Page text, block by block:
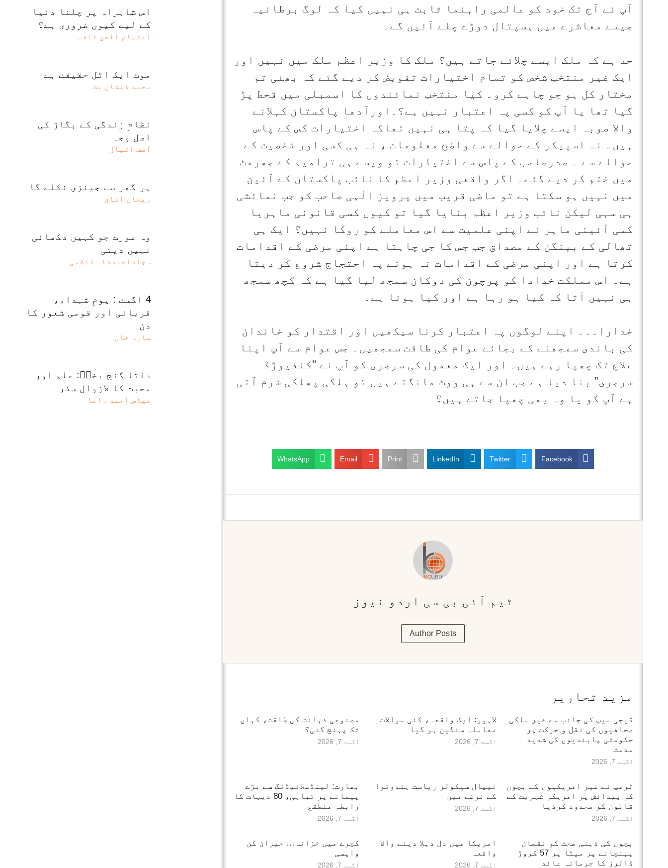
آپ نے آج تک خود کو عالمی راہنما ثابت ہی نہیں کیا کہ لوگ برطانیہ
جیسے معاشرے میں ہسپتال دوڑے چلے آئیں گے۔
حد ہے کہ ملک ایسے چلائے جاتے ہیں؟ ملک کا وزیر اعظم ملک میں نہیں اور
ایک غیر منتخب شخص کو تمام اختیارات تفویض کر دیے گئے کہ بھئی تم
مختار کل ہو جو چاہے کرو۔ کیا منتخب نمائندوں کا اسمبلی میں قحط پڑ
گیا تھا یا آپ کو کسی پہ اعتبار نہیں ہے؟۔اورآدھا پاکستان کہلانے
والا صوبہ ایسے چلایا گیا کہ پتا ہی نہیں تھاکہ اختیارات کس کے پاس
ہیں۔ نہ اسپیکر کے حوالے سے واضح معلومات ، نہ ہی کسی اور شخصیت کے
حوالے سے ۔ صدرصاحب کے پاس سے اختیارات تو ویسے ہی ترامیم کے جھرمٹ
میں ختم کر دیے گئے۔ اگر واقعی وزیر اعظم کا نائب پاکستان کے آئین
میں نہیں ہو سکتا ہے تو ماضی قریب میں پرویز الٰہی صاحب کو جب نمائشی
ہی سہی لیکن نائب وزیر اعظم بنایا گیا تو کیوں کسی قانونی ماہریا
کسی آئینی ماہر نے اپنی علمیت سے اس معاملے کو روکا نہیں؟ ایک ہی
تھالی کے بینگن کے مصداق جب جس کا جی چاہتا ہے اپنی مرضی کے اقدامات
کرتا ہے اور اپنی مرضی کے اقدامات نہ ہونے پہ احتجاج شروع کر دیتا
ہے۔ اس مملکت خدادا کو پرچون کی دوکان سمجھ لیا گیا ہے کہ کچھ سمجھ
ہی نہیں آتا کہ کیا ہو رہا ہے اور کیا ہونا ہے۔
خدارا۔۔۔ اپنے لوگوں پہ اعتبار کرنا سیکھیں اور اقتدار کو خاندان
کی باندی سمجھنے کے بجائے عوام کی طاقت سمجھیں۔ جس عوام سے آپ اپنا
علاج تک چھپا رہے ہیں۔ اور ایک معمول کی سرجری کو آپ نے "کنفیوژڈ
سرجری” بنا دیا ہے جب ان سے ہی ووٹ مانگتے ہیں تو ہلکی پھلکی شرم آتی
ہے آپ کو یا وہ بھی چھپا جاتے ہیں؟
Facebook
Twitter
LinkedIn
Print
Email
WhatsApp
ٹیم آئی بی سی اردو نیوز
Author Posts
مزید تحاریر
ڈیجی میپ کی جانب سے غیر ملکی
صحافیوں کی نقل و حرکت پر
حکومتی پابندیوں کی شدید
مذمت
اگست 7, 2026
لاہور: ایک واقعہ، کئی سوالات
معاملہ سنگین ہو گیا
اگست 7, 2026
مصنوعی ذہانت کی طاقت، کہاں
تک پہنچ گئی؟
اگست 7, 2026
ٹرمپ نے غیر امریکیوں کے بچوں
کی پیدائش پر امریکی شہریت کے
قانون کو محدود کردیا
اگست 7, 2026
نیپال سیکولر ریاست ہندوتوا
کے نرغے میں
اگست 7, 2026
بھارت: لینڈسلائیڈنگ سے بڑے
پیمانے پر تباہی، 80 دیہات کا
رابطہ منطقع
اگست 7, 2026
بچوں کی ذہنی صحت کو نقصان
پہنچانے پر میٹا پر 57 کروڑ
ڈالرز کا جرمانہ عائد
امریکا میں دل دہلا دینے والا
واقعہ
اگست 7, 2026
کچرے میں خزانہ… حیران کن
واپسی
اگست 7, 2026
اس شاہراہ پر چلنا دنیا
کے لیے کیوں ضروری ہے؟
اعتصام الحق ثاقب
موت ایک اٹل حقیقت ہے
محمد ذیشان بٹ
نظامِ زندگی کے بگاڑ کی
اصل وجہ
آصف اقبال
ہر گھر سے جینزی نکلے گا
ریحان آفاق
وہ عورت جو کہیں دکھائی
نہیں دیتی
سجاداحمدشاہ کاظمی
4 اگست : یومِ شہداء،
قربانی اور قومی شعور کا
دن
سارہ خان
داتا گنج بخشؒ: علم اور
محبت کا لازوال سفر
فیاض احمد رانا